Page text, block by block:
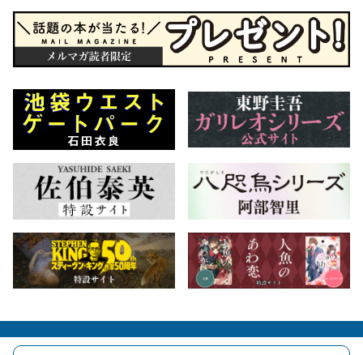
会社概要 自費出版のご案内 お問合せ